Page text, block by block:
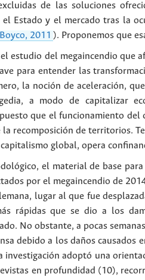
de las soluciones
Estado y el mercado tras la
2011 ). Proponemos que
estudio del megaincendio que
para entender las
la noción de aceleración,
a modo de capitalizar
que el funcionamiento
la recomposición de territorios.
global, opera
el material de base
por el megaincendio de
lugar al que fue
rápidas que se dio a los
No obstante, a pocas
debido a los daños causados
investigación adoptó una
en profundidad (10),